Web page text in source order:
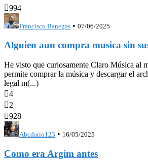
994
Francisco Banegas • 07/06/2025
Alguien aun compra musica sin
He visto que curiosamente Claro Música al
permite comprar la música y descargar el
legal m(...)
4
2
928
Abcdario123 • 16/05/2025
Como era Argim antes